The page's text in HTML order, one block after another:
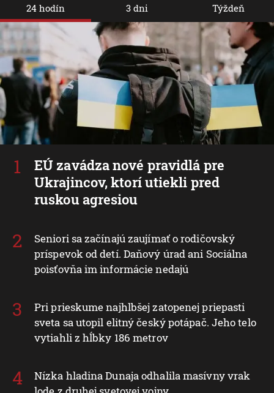
24 hodín
EÚ zavádza nové pravidlá pre
Ukrajincov, ktorí utiekli pred
ruskou agresiou
Seniori sa začínajú zaujímať o rodičovský
príspevok od detí. Daňový úrad ani Sociálna
poisťovňa im informácie nedajú
Pri prieskume najhlbšej zatopenej priepasti
sveta sa utopil elitný český potápač. Jeho telo
vytiahli z hĺbky 186 metrov
Nízka hladina Dunaja odhalila masívny vrak
3 dni Týždeň